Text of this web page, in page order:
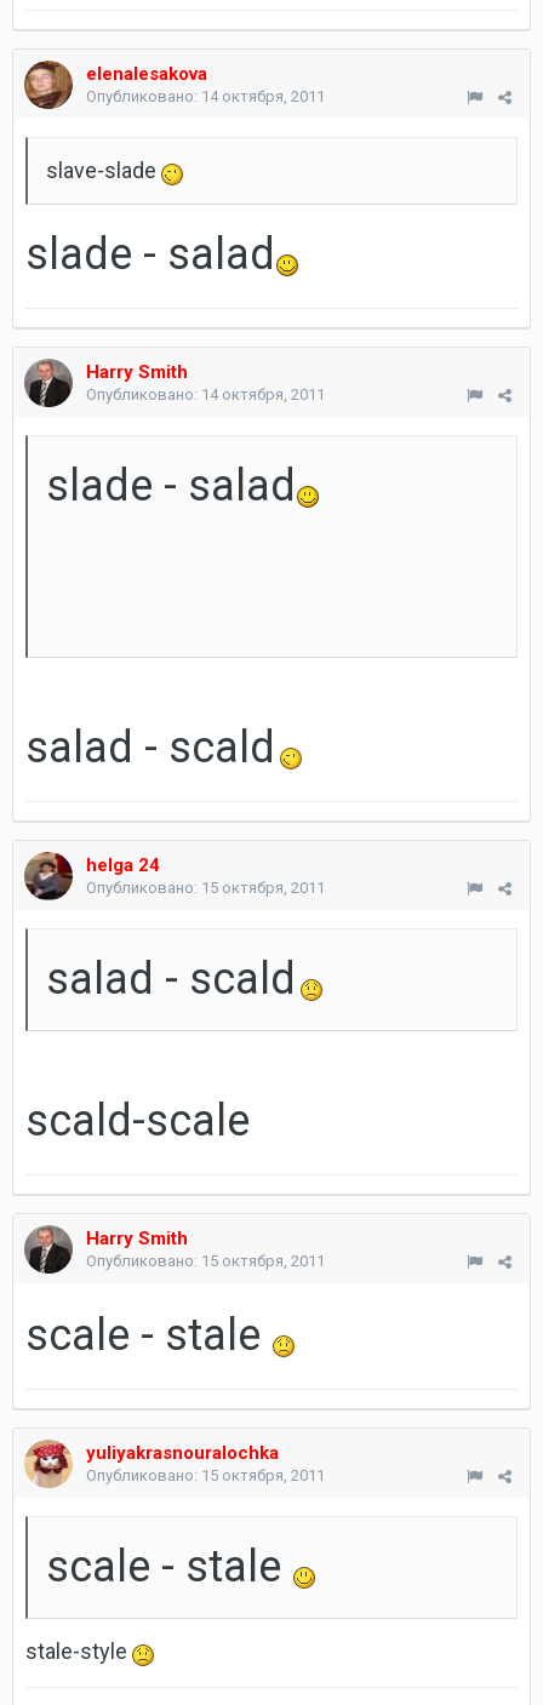
elenalesakova
Опубликовано: 14 октября, 2011
slave-slade
slade - salad
Harry Smith
Опубликовано: 14 октября, 2011
slade - salad
salad - scald
helga 24
Опубликовано: 15 октября, 2011
salad - scald
scald-scale
Harry Smith
Опубликовано: 15 октября, 2011
scale - stale
yuliyakrasnouralochka
Опубликовано: 15 октября, 2011
scale - stale
stale-style